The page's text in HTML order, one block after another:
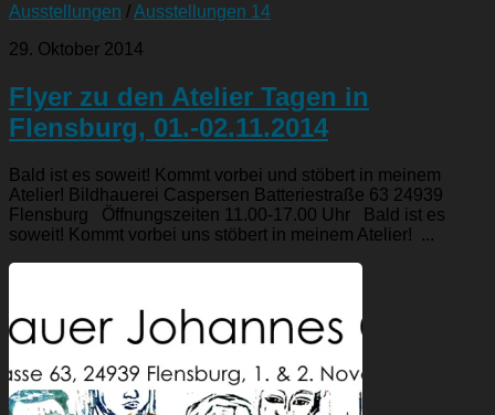
Ausstellungen /Ausstellungen 14
29. Oktober 2014
Flyer zu den Atelier Tagen in
Flensburg, 01.-02.11.2014
Bald ist es soweit! Kommt vorbei und stöbert in meinem
Atelier! Bildhauerei Caspersen Batteriestraße 63 24939
Flensburg Öffnungszeiten 11.00-17.00 Uhr Bald ist es
soweit! Kommt vorbei uns stöbert in meinem Atelier! ...